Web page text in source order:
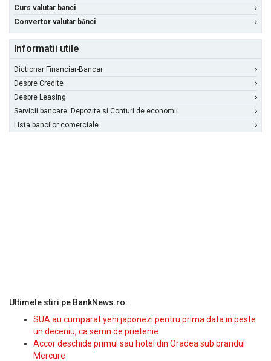
Curs valutar banci
Convertor valutar bănci
Informatii utile
Dictionar Financiar-Bancar
Despre Credite
Despre Leasing
Servicii bancare: Depozite si Conturi de economii
Lista bancilor comerciale
Ultimele stiri pe BankNews.ro:
SUA au cumparat yeni japonezi pentru prima data in peste
un deceniu, ca semn de prietenie
Accor deschide primul sau hotel din Oradea sub brandul
Mercure